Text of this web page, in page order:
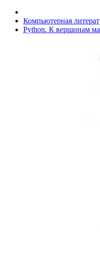
Компьютерная
Python. К вершинам